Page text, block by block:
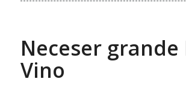
Neceser grande
Vino